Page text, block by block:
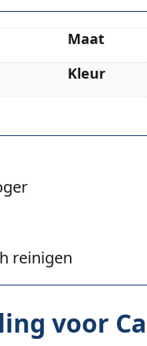
Maat
Kleur
reinigen
voor